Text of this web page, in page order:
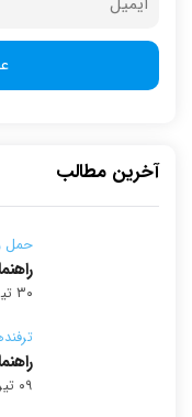
آخرین مطالب
حمل
۳۰ تیر ۱۴۰۵
۰۹ تیر ۱۴۰۵